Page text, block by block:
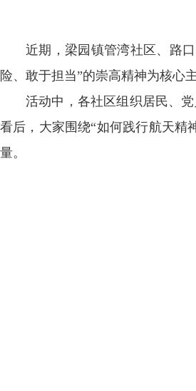
近期，梁园镇管湾社区、路
险、敢于担当”的崇高精神为核心
活动中，各社区组织居民、
看后，大家围绕“如何践行航天精
量。